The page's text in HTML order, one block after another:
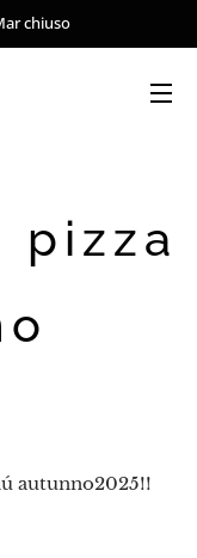
chiuso
pizza
autunno2025!!